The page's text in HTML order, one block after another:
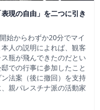
現の自由」を二つに引き
始からわずか20分でマイ
人の説明によれば、観客
瓶が飛んできたのだとい
での行事に参加したこと
法案（後に撤回）を支持
親パレスチナ派の活動家